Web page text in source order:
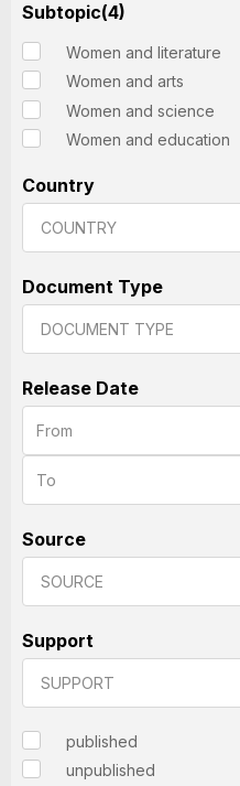
Subtopic(4)
Women and literature
Women and arts
Women and science
Women and education
Country
Document Type
Release Date
Source
Support
published
unpublished